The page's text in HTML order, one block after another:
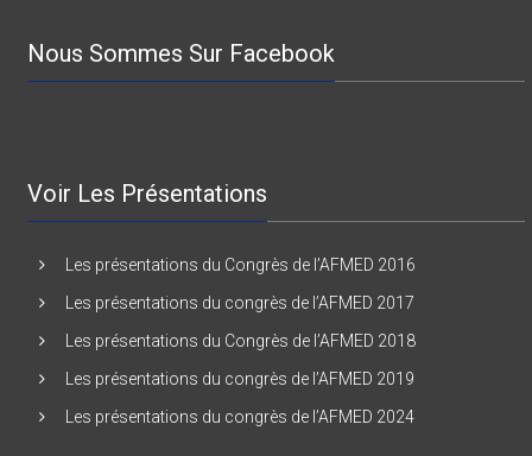
Nous Sommes Sur Facebook
Voir Les Présentations
Les présentations du Congrès de l’AFMED 2016
Les présentations du congrès de l’AFMED 2017
Les présentations du Congrès de l’AFMED 2018
Les présentations du congrès de l’AFMED 2019
Les présentations du congrès de l’AFMED 2024